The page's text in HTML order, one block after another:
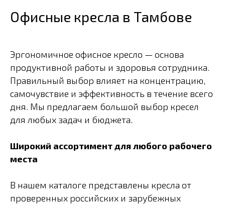
Офисные кресла в Тамбове
Эргономичное офисное кресло — основа
продуктивной работы и здоровья сотрудника.
Правильный выбор влияет на концентрацию,
самочувствие и эффективность в течение всего
дня. Мы предлагаем большой выбор кресел
для любых задач и бюджета.
Широкий ассортимент для любого рабочего
места
В нашем каталоге представлены кресла от
проверенных российских и зарубежных